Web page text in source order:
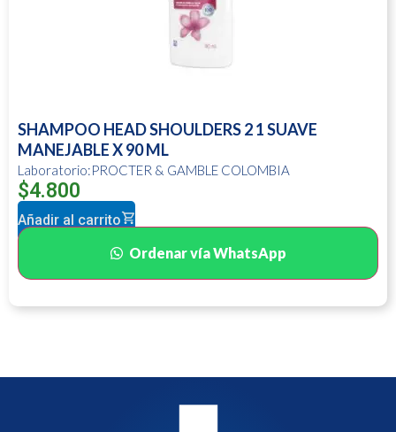
SHAMPOO HEAD SHOULDERS 2 1 SUAVE
MANEJABLE X 90 ML
Laboratorio:PROCTER & GAMBLE COLOMBIA
$4.800
Añadir al carrito
Ordenar vía WhatsApp